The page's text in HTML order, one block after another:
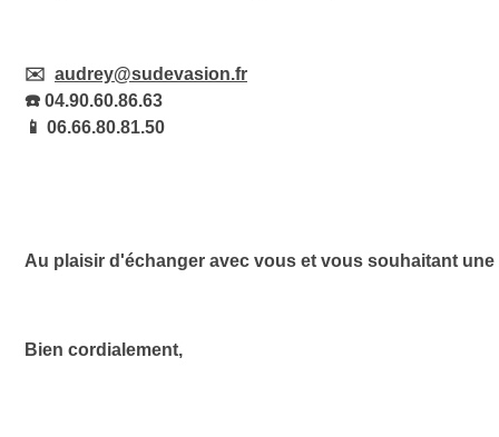
✉️ audrey@sudevasion.fr
☎️ 04.90.60.86.63
📱 06.66.80.81.50
Au plaisir d'échanger avec vous et vous souhaitant une
Bien cordialement,